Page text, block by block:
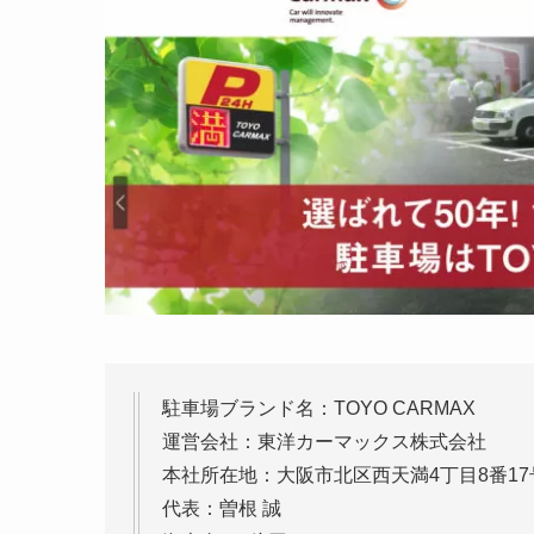
駐車場ブランド名：TOYO CARMAX
運営会社：東洋カーマックス株式会社
本社所在地：大阪市北区西天満4丁目8番17
代表：曽根 誠